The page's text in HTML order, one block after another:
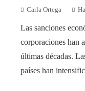
Carla Ortega
Las sanciones
corporaciones han
últimas décadas.
países han